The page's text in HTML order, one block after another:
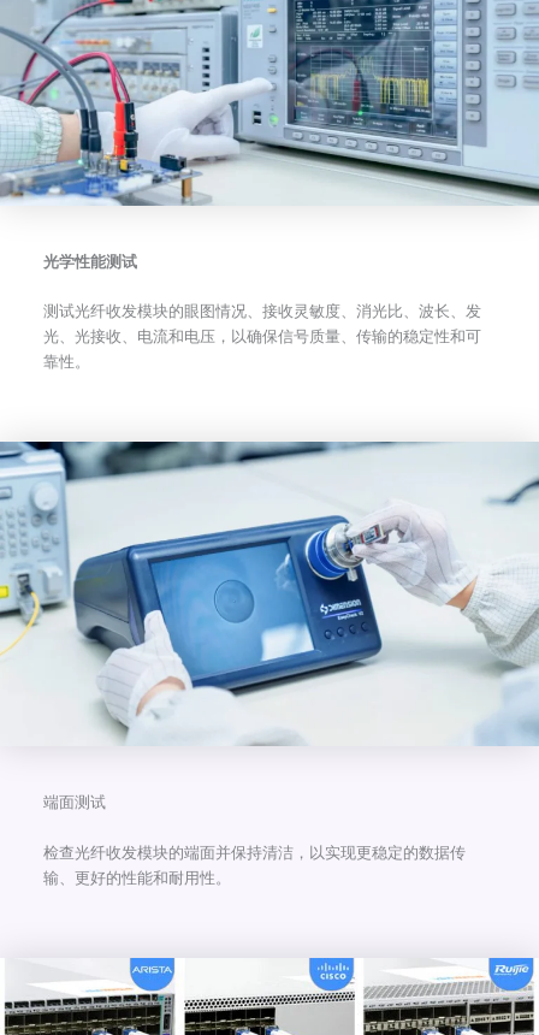
光学性能测试
测试光纤收发模块的眼图情况、接收灵敏度、消光比、波长、发
光、光接收、电流和电压，以确保信号质量、传输的稳定性和可
靠性。
端面测试
检查光纤收发模块的端面并保持清洁，以实现更稳定的数据传
输、更好的性能和耐用性。